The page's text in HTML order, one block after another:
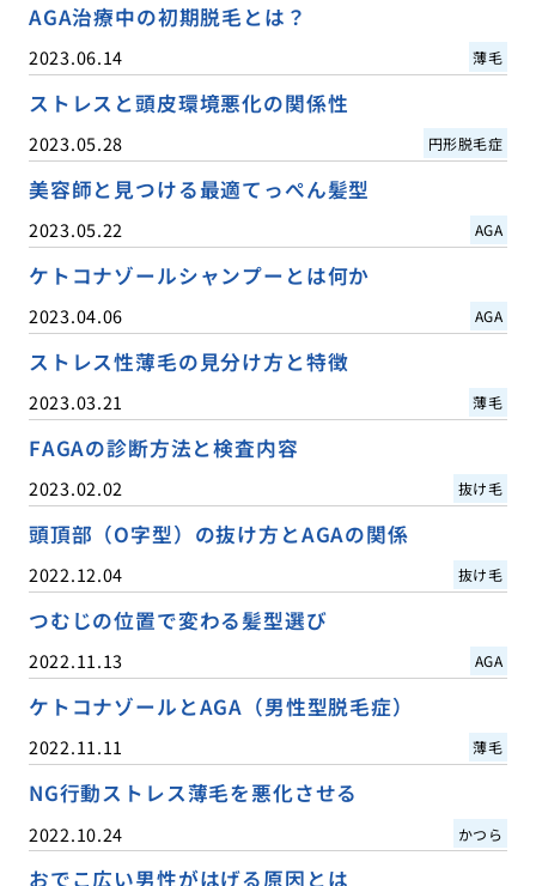
AGA治療中の初期脱毛とは？
2023.06.14 薄毛
ストレスと頭皮環境悪化の関係性
2023.05.28 円形脱毛症
美容師と見つける最適てっぺん髪型
2023.05.22 AGA
ケトコナゾールシャンプーとは何か
2023.04.06 AGA
ストレス性薄毛の見分け方と特徴
2023.03.21 薄毛
FAGAの診断方法と検査内容
2023.02.02 抜け毛
頭頂部（O字型）の抜け方とAGAの関係
2022.12.04 抜け毛
つむじの位置で変わる髪型選び
2022.11.13 AGA
ケトコナゾールとAGA（男性型脱毛症）
2022.11.11 薄毛
NG行動ストレス薄毛を悪化させる
2022.10.24 かつら
おでこ広い男性がはげる原因とは